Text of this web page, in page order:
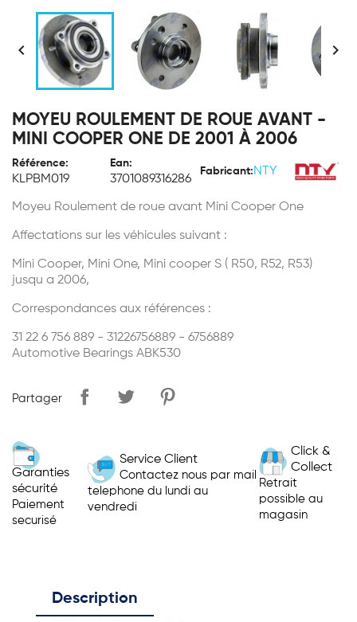
 
MOYEU ROULEMENT DE ROUE AVANT -
MINI COOPER ONE DE 2001 À 2006
Référence:
KLPBM019
Ean:
3701089316286
Fabricant: NTY
Moyeu Roulement de roue avant Mini Cooper One
Affectations sur les véhicules suivant :
Mini Cooper, Mini One, Mini cooper S ( R50, R52, R53)
jusqu a 2006,
Correspondances aux références :
31 22 6 756 889 - 31226756889 - 6756889
Automotive Bearings ABK530
Partager
Garanties
sécurité
Paiement
securisé
Service Client
Contactez nous par mail
telephone du lundi au
vendredi
Click &
Collect
Retrait
possible au
magasin
Description